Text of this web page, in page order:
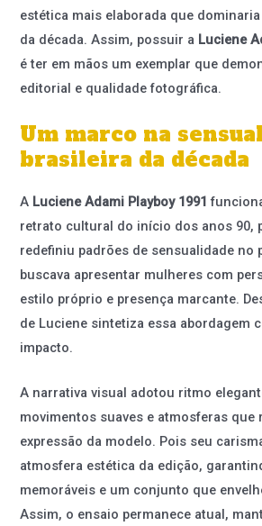
estética mais elaborada que
da década. Assim, possuir a Luciene
é ter em mãos um exemplar que
editorial e qualidade fotográfica.
Um marco na
brasileira da década
A Luciene Adami Playboy 1991
retrato cultural do início dos anos 90,
redefiniu padrões de sensualidade no
buscava apresentar mulheres com
estilo próprio e presença marcante.
de Luciene sintetiza essa abordagem
impacto.
A narrativa visual adotou ritmo
movimentos suaves e atmosferas que
expressão da modelo. Pois seu
atmosfera estética da edição,
memoráveis e um conjunto que
Assim, o ensaio permanece atual,